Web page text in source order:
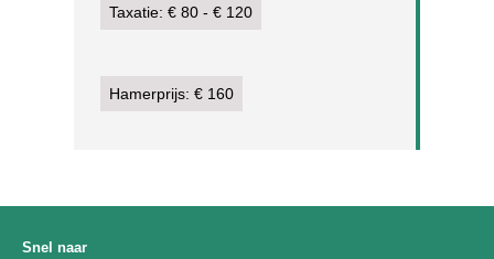
Taxatie: € 80 - € 120
Hamerprijs: € 160
Snel naar